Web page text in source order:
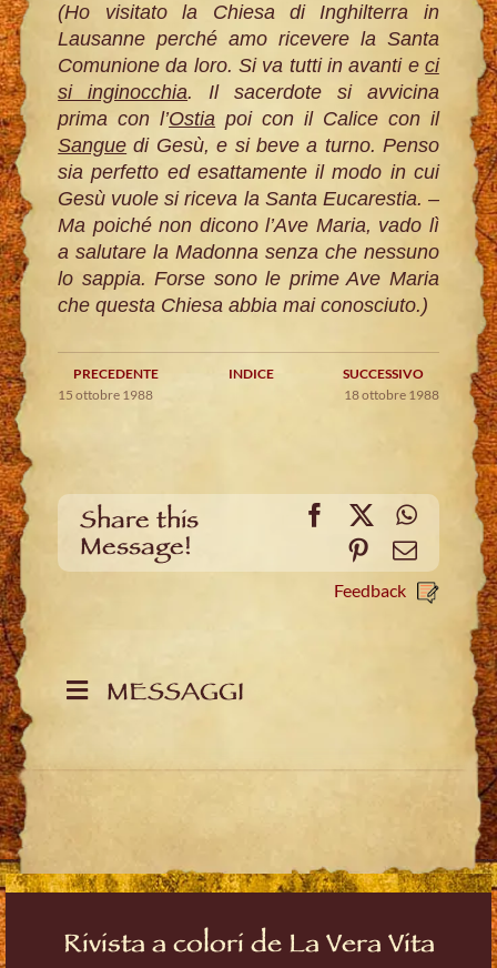
(Ho visitato la Chiesa di Inghilterra in
Lausanne perché amo ricevere la Santa
Comunione da loro. Si va tutti in avanti e ci
si inginocchia. Il sacerdote si avvicina
prima con l’Ostia poi con il Calice con il
Sangue di Gesù, e si beve a turno. Penso
sia perfetto ed esattamente il modo in cui
Gesù vuole si riceva la Santa Eucarestia. –
Ma poiché non dicono l’Ave Maria, vado lì
a salutare la Madonna senza che nessuno
lo sappia. Forse sono le prime Ave Maria
che questa Chiesa abbia mai conosciuto.)
PRECEDENTE INDICE
SUCCESSIVO
15 ottobre 1988
18 ottobre 1988
Share this
Message!
Facebook
X
Pinterest
Email
Feedback
MESSAGGI
Rivista a colori de La Vera Vita